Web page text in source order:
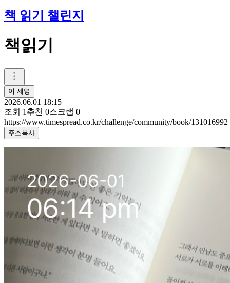
책 읽기 챌린지
책읽기
이 세영
2026.06.01 18:15
조회 1 추천 0스크랩 0
https://www.timespread.co.kr/challenge/community/book/131016992
주소복사